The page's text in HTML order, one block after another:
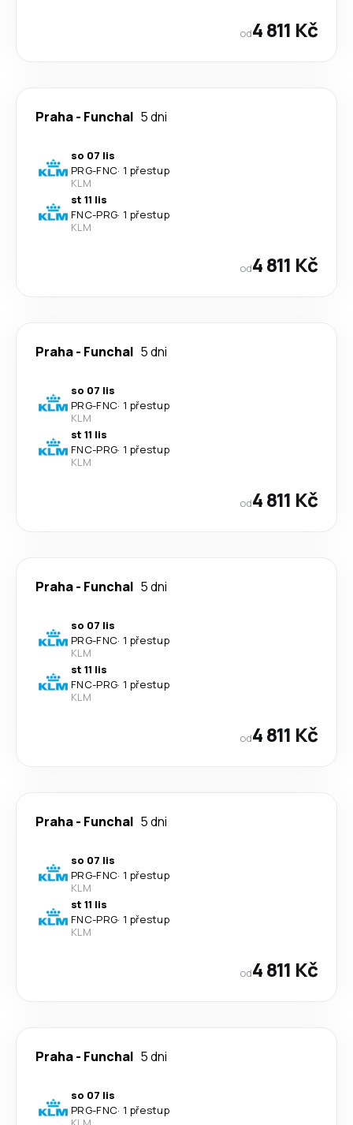
od4 811 Kč
Praha- Funchal 5 dni
so 07 lis
PRG-FNC· 1 přestup
KLM
st 11 lis
FNC-PRG· 1 přestup
KLM
od4 811 Kč
Praha- Funchal 5 dni
so 07 lis
PRG-FNC· 1 přestup
KLM
st 11 lis
FNC-PRG· 1 přestup
KLM
od4 811 Kč
Praha- Funchal 5 dni
so 07 lis
PRG-FNC· 1 přestup
KLM
st 11 lis
FNC-PRG· 1 přestup
KLM
od4 811 Kč
Praha- Funchal 5 dni
so 07 lis
PRG-FNC· 1 přestup
KLM
st 11 lis
FNC-PRG· 1 přestup
KLM
od4 811 Kč
Praha- Funchal 5 dni
so 07 lis
PRG-FNC· 1 přestup